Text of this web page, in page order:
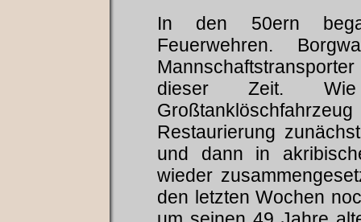
In den 50ern
Feuerwehren.
dieser Zeit. Wie
Restaurierung
und dann in
wieder
den letzten Wochen